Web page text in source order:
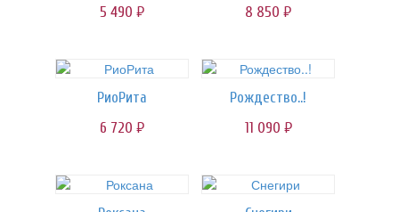
5 490 руб.
8 850 руб.
РиоРита
6 720 руб.
Рождество..!
11 090 руб.